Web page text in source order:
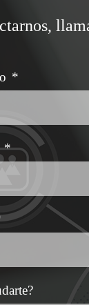
*
*